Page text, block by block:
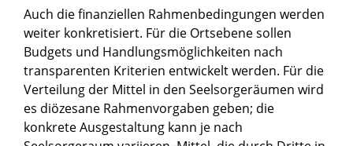
Auch die finanziellen Rahmenbedingungen werden
weiter konkretisiert. Für die Ortsebene sollen
Budgets und Handlungsmöglichkeiten nach
transparenten Kriterien entwickelt werden. Für die
Verteilung der Mittel in den Seelsorgeräumen wird
es diözesane Rahmenvorgaben geben; die
konkrete Ausgestaltung kann je nach